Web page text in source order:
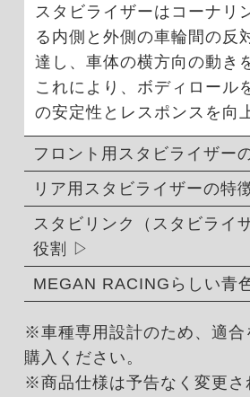
スタビライザーはコーナリ
る内側と外側の車輪間の反
達し、車体の横方向の動き
これにより、ボディロール
の安定性とレスポンスを向
フロント用スタビライザー
リア用スタビライザーの特
スタビリンク（スタビライ
役割
MEGAN RACINGらしい青
※車種専用設計のため、適合
購入ください。
※商品仕様は予告なく変更さ